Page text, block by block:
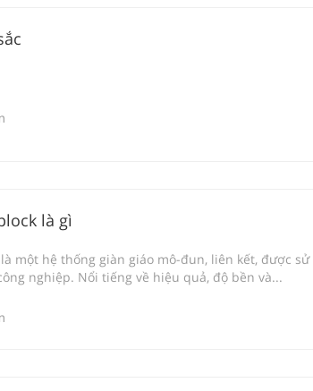
là gì
một hệ thống giàn giáo mô-đun, liên kết, được
nghiệp. Nổi tiếng về hiệu quả, độ bền và...